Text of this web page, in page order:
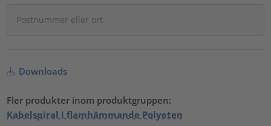
Downloads
Fler produkter inom produktgruppen:
Kabelspiral i flamhämmande Polyeten